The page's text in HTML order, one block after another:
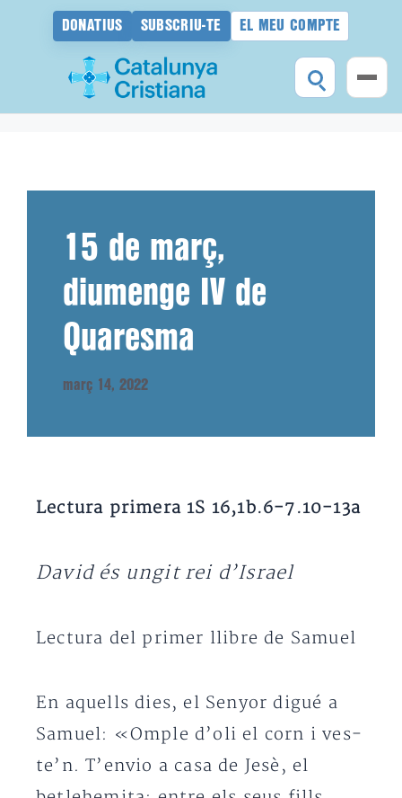
DONATIUS SUBSCRIU-TE EL MEU COMPTE
15 de març,
diumenge IV de
Quaresma
març 14, 2022
Lectura primera 1S 16,1b.6-7.10-13a
David és ungit rei d’Israel
Lectura del primer llibre de Samuel
En aquells dies, el Senyor digué a
Samuel: «Omple d’oli el corn i ves-
te’n. T’envio a casa de Jesè, el